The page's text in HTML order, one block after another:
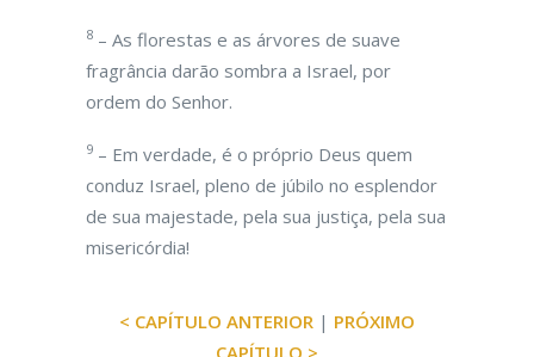
8 – As florestas e as árvores de suave
fragrância darão sombra a Israel, por
ordem do Senhor.
9 – Em verdade, é o próprio Deus quem
conduz Israel, pleno de júbilo no esplendor
de sua majestade, pela sua justiça, pela sua
misericórdia!
< CAPÍTULO ANTERIOR | PRÓXIMO
CAPÍTULO >